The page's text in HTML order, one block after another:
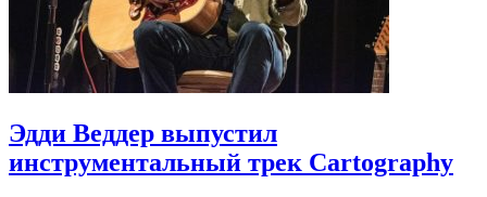
Эдди Веддер выпустил
инструментальный трек Cartography